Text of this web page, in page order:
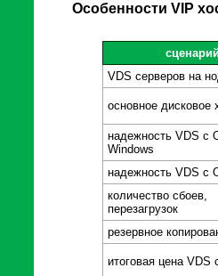
Особенности VIP
VDS серверов на
основное дисковое
надежность VDS c
Windows
надежность VDS с
количество сбоев,
перезагрузок
резервное
итоговая цена VDS